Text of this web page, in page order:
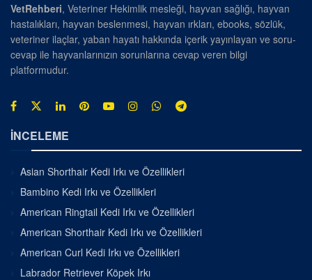
VetRehberi, Veteriner Hekimlik mesleği, hayvan sağlığı, hayvan
hastalıkları, hayvan beslenmesi, hayvan ırkları, ebooks, sözlük,
veteriner ilaçlar, yaban hayatı hakkında içerik yayınlayan ve soru-
cevap ile hayvanlarınızın sorunlarına cevap veren bilgi
platformudur.
İNCELEME
Asian Shorthair Kedi Irkı ve Özellikleri
Bambino Kedi Irkı ve Özellikleri
American Ringtail Kedi Irkı ve Özellikleri
American Shorthair Kedi Irkı ve Özellikleri
American Curl Kedi Irkı ve Özellikleri
Labrador Retriever Köpek Irkı